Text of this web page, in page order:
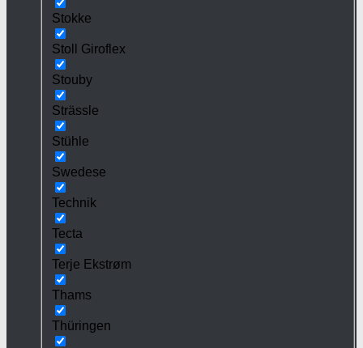
Stokke
Stoll Giroflex
Stouby
Strässle
Stühle
Swedese
Technik
Tecta
Terje Ekstrøm
Thams
Thüringen